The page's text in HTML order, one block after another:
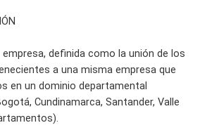
empresa, definida como la unión de los
a una misma empresa que
en un dominio departamental
Cundinamarca, Santander, Valle